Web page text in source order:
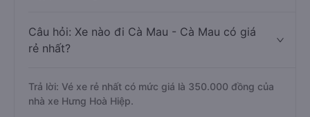
Câu hỏi: Xe nào đi Cà Mau - Cà Mau có giá
rẻ nhất?
Trả lời: Vé xe rẻ nhất có mức giá là 350.000 đồng của
nhà xe Hưng Hoà Hiệp.